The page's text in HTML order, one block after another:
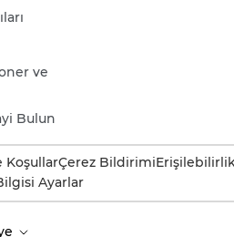
ve
Bulun
KoşullarÇerez Bildirimi
Ayarlar